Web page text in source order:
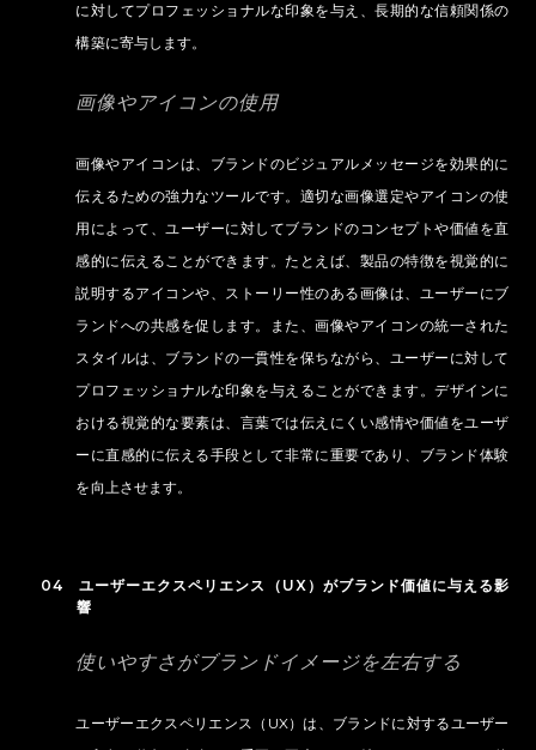
に対してプロフェッショナルな印象を与え、長期的な信頼関係の
構築に寄与します。
画像やアイコンの使用
画像やアイコンは、ブランドのビジュアルメッセージを効果的に
伝えるための強力なツールです。適切な画像選定やアイコンの使
用によって、ユーザーに対してブランドのコンセプトや価値を直
感的に伝えることができます。たとえば、製品の特徴を視覚的に
説明するアイコンや、ストーリー性のある画像は、ユーザーにブ
ランドへの共感を促します。また、画像やアイコンの統一された
スタイルは、ブランドの一貫性を保ちながら、ユーザーに対して
プロフェッショナルな印象を与えることができます。デザインに
おける視覚的な要素は、言葉では伝えにくい感情や価値をユーザ
ーに直感的に伝える手段として非常に重要であり、ブランド体験
を向上させます。
04 ユーザーエクスペリエンス（UX）がブランド価値に与える影
響
使いやすさがブランドイメージを左右する
ユーザーエクスペリエンス（UX）は、ブランドに対するユーザー